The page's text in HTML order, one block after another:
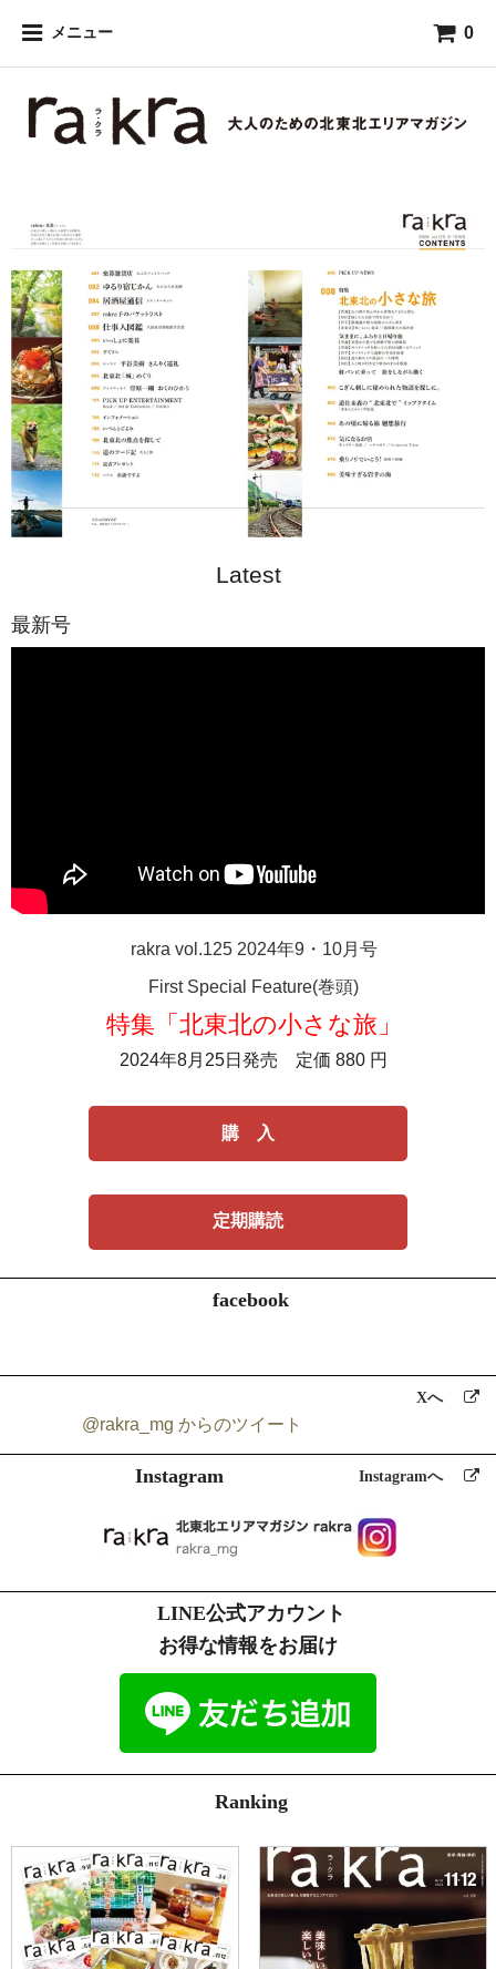
メニュー 0
Latest
最新号
rakra vol.125 2024年9・10月号
First Special Feature(巻頭)
特集「北東北の小さな旅」
2024年8月25日発売 定価 880 円
購 入
定期購読
facebook
Xへ
@rakra_mg からのツイート
Instagram Instagramへ
LINE公式アカウント
お得な情報をお届け
Ranking